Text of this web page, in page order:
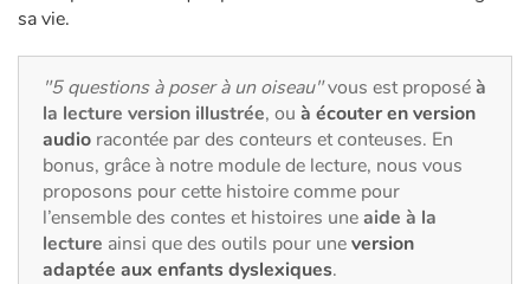
Documentaires
En famille
Quotidien et loisirs
À l'école
Fêtes et évènements
sa vie.
"5 questions à poser à un oiseau"vous est proposéà
la lecture version illustrée, ou à écouter en version
audio racontée par des conteurs et conteuses. En
bonus, grâce à notre module de lecture, nous vous
proposons pour cette histoire comme pour
l’ensemble des contes et histoires uneaide à la
lecture ainsi que des outils pour uneversion
adaptée aux enfants dyslexiques.